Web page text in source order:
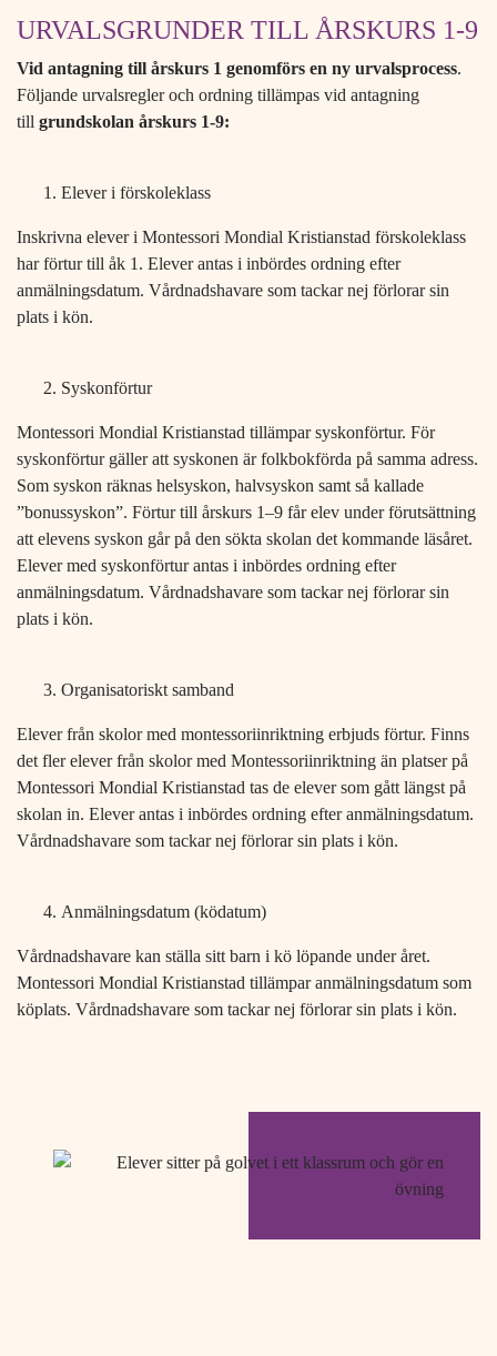
URVALSGRUNDER TILL ÅRSKURS 1-9
Vid antagning till årskurs 1 genomförs en ny urvalsprocess.
Följande urvalsregler och ordning tillämpas vid antagning
till grundskolan årskurs 1-9:
Elever i förskoleklass
Inskrivna elever i Montessori Mondial Kristianstad förskoleklass
har förtur till åk 1. Elever antas i inbördes ordning efter
anmälningsdatum. Vårdnadshavare som tackar nej förlorar sin
plats i kön.
Syskonförtur
Montessori Mondial Kristianstad tillämpar syskonförtur. För
syskonförtur gäller att syskonen är folkbokförda på samma adress.
Som syskon räknas helsyskon, halvsyskon samt så kallade
”bonussyskon”. Förtur till årskurs 1–9 får elev under förutsättning
att elevens syskon går på den sökta skolan det kommande läsåret.
Elever med syskonförtur antas i inbördes ordning efter
anmälningsdatum. Vårdnadshavare som tackar nej förlorar sin
plats i kön.
Organisatoriskt samband
Elever från skolor med montessoriinriktning erbjuds förtur. Finns
det fler elever från skolor med Montessoriinriktning än platser på
Montessori Mondial Kristianstad tas de elever som gått längst på
skolan in. Elever antas i inbördes ordning efter anmälningsdatum.
Vårdnadshavare som tackar nej förlorar sin plats i kön.
Anmälningsdatum (ködatum)
Vårdnadshavare kan ställa sitt barn i kö löpande under året.
Montessori Mondial Kristianstad tillämpar anmälningsdatum som
köplats. Vårdnadshavare som tackar nej förlorar sin plats i kön.